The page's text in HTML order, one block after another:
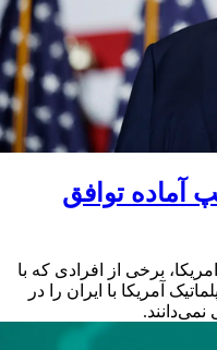
آماده توافق
برخی از افرادی که با
آمریکا با ایران را در